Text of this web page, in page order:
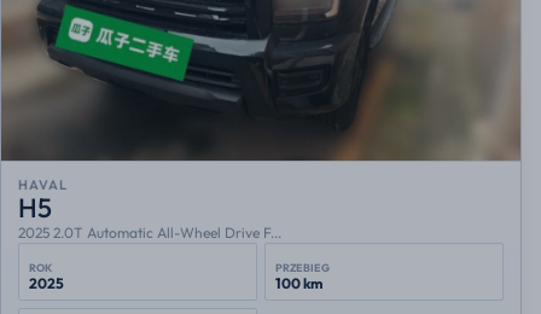
HAVAL
H5
2025 2.0T Automatic All-Wheel Drive F...
ROK
2025
PRZEBIEG
100 km